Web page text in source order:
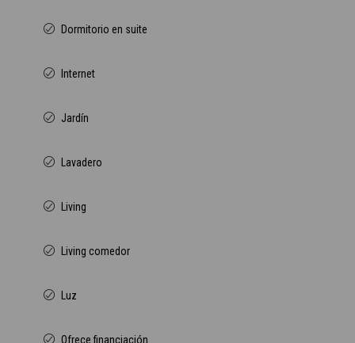
Dormitorio en suite
Internet
Jardín
Lavadero
Living
Living comedor
Luz
Ofrece financiación